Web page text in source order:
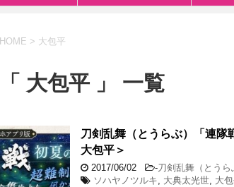
HOME > 大包平
「 大包平 」 一覧
刀剣乱舞（とうらぶ）「連隊
大包平＞
2017/06/02 -刀剣乱舞（とう
ソハヤノツルキ
大典太光世 大